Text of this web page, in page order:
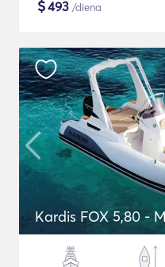
$493 /diena
Kardis FOX 5,80 -